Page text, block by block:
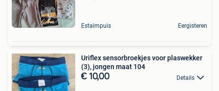
Estaimpuis Eergisteren
Uriflex sensorbroekjes voor plaswekker
(3), jongen maat 104
€ 10,00 Details